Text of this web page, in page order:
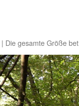
| Die gesamte Größe